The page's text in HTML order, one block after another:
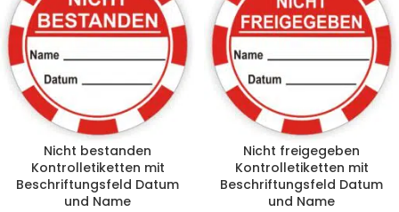
Nicht bestanden
Kontrolletiketten mit
Beschriftungsfeld Datum
und Name
Nicht freigegeben
Kontrolletiketten mit
Beschriftungsfeld Datum
und Name